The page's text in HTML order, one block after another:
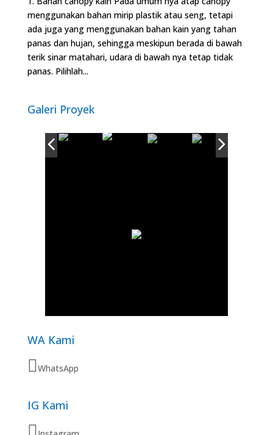
menggunakan bahan mirip plastik atau seng, tetapi
ada juga yang menggunakan bahan kain yang tahan
panas dan hujan, sehingga meskipun berada di bawah
terik sinar matahari, udara di bawah nya tetap tidak
panas. Pilihlah...
Galeri Proyek
WA Kami
WhatsApp
IG Kami